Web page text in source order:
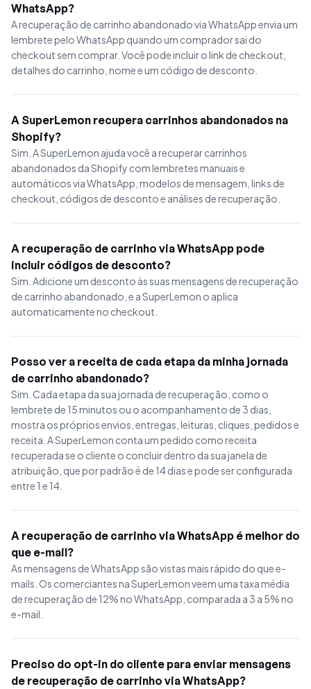
WhatsApp?
A recuperação de carrinho abandonado via WhatsApp envia um
lembrete pelo WhatsApp quando um comprador sai do
checkout sem comprar. Você pode incluir o link de checkout,
detalhes do carrinho, nome e um código de desconto.
A SuperLemon recupera carrinhos abandonados na
Shopify?
Sim. A SuperLemon ajuda você a recuperar carrinhos
abandonados da Shopify com lembretes manuais e
automáticos via WhatsApp, modelos de mensagem, links de
checkout, códigos de desconto e análises de recuperação.
A recuperação de carrinho via WhatsApp pode
incluir códigos de desconto?
Sim. Adicione um desconto às suas mensagens de recuperação
de carrinho abandonado, e a SuperLemon o aplica
automaticamente no checkout.
Posso ver a receita de cada etapa da minha jornada
de carrinho abandonado?
Sim. Cada etapa da sua jornada de recuperação, como o
lembrete de 15 minutos ou o acompanhamento de 3 dias,
mostra os próprios envios, entregas, leituras, cliques, pedidos e
receita. A SuperLemon conta um pedido como receita
recuperada se o cliente o concluir dentro da sua janela de
atribuição, que por padrão é de 14 dias e pode ser configurada
entre 1 e 14.
A recuperação de carrinho via WhatsApp é melhor do
que e-mail?
As mensagens de WhatsApp são vistas mais rápido do que e-
mails. Os comerciantes na SuperLemon veem uma taxa média
de recuperação de 12% no WhatsApp, comparada a 3 a 5% no
e-mail.
Preciso do opt-in do cliente para enviar mensagens
de recuperação de carrinho via WhatsApp?